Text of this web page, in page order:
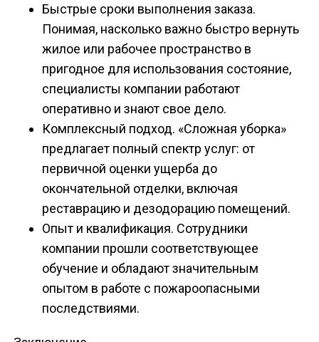
Быстрые сроки выполнения заказа.
Понимая, насколько важно быстро вернуть
жилое или рабочее пространство в
пригодное для использования состояние,
специалисты компании работают
оперативно и знают свое дело.
Комплексный подход. «Сложная уборка»
предлагает полный спектр услуг: от
первичной оценки ущерба до
окончательной отделки, включая
реставрацию и дезодорацию помещений.
Опыт и квалификация. Сотрудники
компании прошли соответствующее
обучение и обладают значительным
опытом в работе с пожароопасными
последствиями.